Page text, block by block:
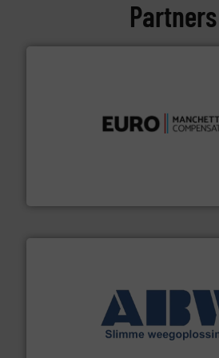
Partners
geautomatiseerde weegoplossingen.